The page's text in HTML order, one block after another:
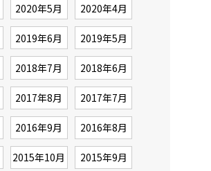
2020年5月 2020年4月
2019年6月 2019年5月
2018年7月 2018年6月
2017年8月 2017年7月
2016年9月 2016年8月
2015年10月 2015年9月